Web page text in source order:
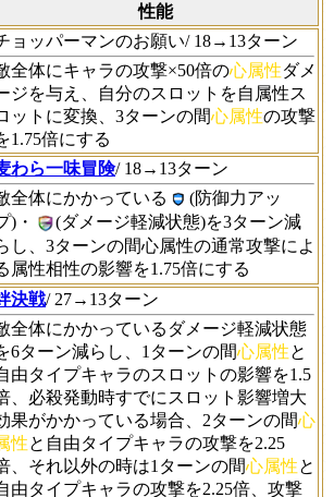
性能
ョッパーマンのお願い/ 18→13ターン
全体にキャラの攻撃×50倍の心属性ダメ
ジを与え、自分のスロットを自属性ス
ットに変換、3ターンの間心属性の攻撃
1.75倍にする
わら一味冒険/ 18→13ターン
全体にかかっている
(防御力アッ
)・
(ダメージ軽減状態)を3ターン減
し、3ターンの間心属性の通常攻撃によ
属性相性の影響を1.75倍にする
決戦/ 27→13ターン
全体にかかっているダメージ軽減状態
6ターン減らし、1ターンの間心属性と
由タイプキャラのスロットの影響を1.5
、必殺発動時すでにスロット影響増大
果がかかっている場合、2ターンの間心
性と自由タイプキャラの攻撃を2.25
、それ以外の時は1ターンの間心属性と
由タイプキャラの攻撃を2.25倍、攻撃